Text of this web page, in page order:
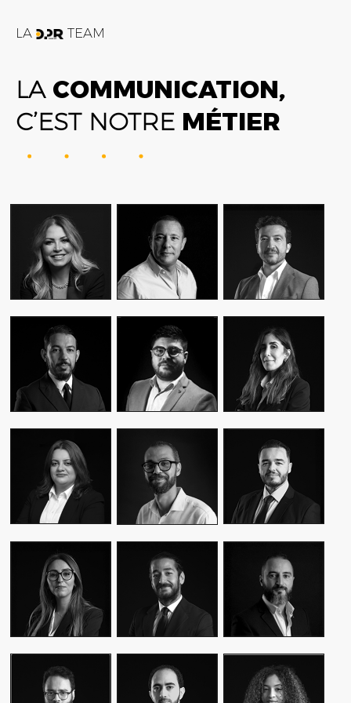
LA TEAM
LACOMMUNICATION,
C’EST NOTRE MÉTIER
FATIME ZOHRA
OUTAGHANI
CEO & FOUNDER
ALEX AXIOTIS
CEO & FOUNDER
AMIN FARES
GENERAL
MANAGER
WASSIM KASSARI
CHIEF FINANCIAL
OFFICER
MALIK IRAQI
MANAGING
DIRECTOR
YASMINE MYRIAM
DIRECTOR OF
OPERATIONS –
PUBLIC RELATIONS
MOUNA EL AZIM
DIRECTOR OF
OPERATIONS
AMINE LAGSSIR
STRATEGY
DIRECTOR
KARIM BENKIRAN
CHIEF CREATIVE
OFFICER
MEKHTOUME
PMO CHANGE &
WALID BAHYA
BUSINESS LEAD
GROUP
SAMI SABER
MEDIA RELATIONS
DIRECTOR